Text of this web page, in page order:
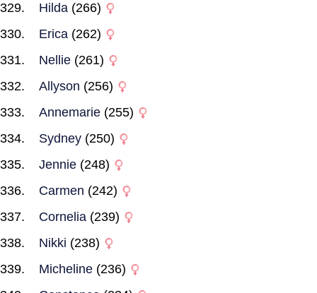
Hilda (266)
Erica (262)
Nellie (261)
Allyson (256)
Annemarie (255)
Sydney (250)
Jennie (248)
Carmen (242)
Cornelia (239)
Nikki (238)
Micheline (236)